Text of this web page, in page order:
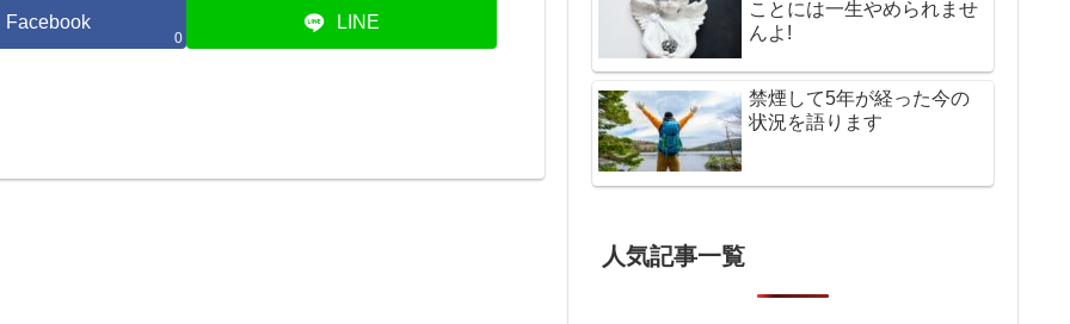
Facebook
0
LINE
ことには一生やめられませ
んよ!
禁煙して5年が経った今の
状況を語ります
人気記事一覧